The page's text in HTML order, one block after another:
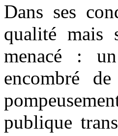
Dans ses
qualité mais
menacé :
encombré
publique